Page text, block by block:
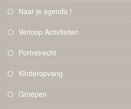
Naar je agenda !
Verloop Activiteiten
Portretrecht
Kinderopvang
Groepen